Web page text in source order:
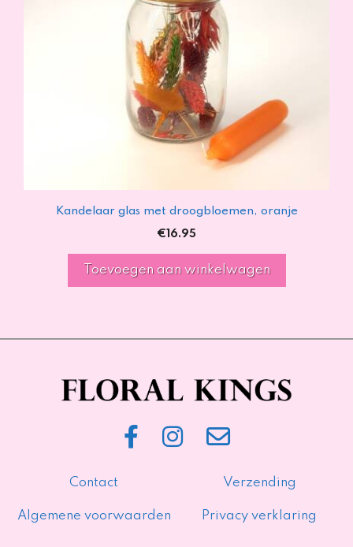
Kandelaar glas met droogbloemen, oranje
€ 16.95
Toevoegen aan winkelwagen
Contact Verzending
Algemene voorwaarden Privacy verklaring